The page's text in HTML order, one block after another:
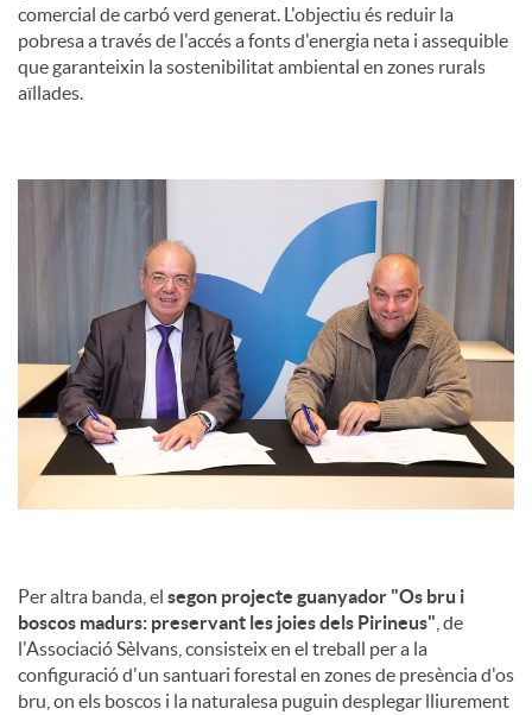
comercial de carbó verd generat. L'objectiu és reduir la
pobresa a través de l'accés a fonts d'energia neta i assequible
que garanteixin la sostenibilitat ambiental en zones rurals
aïllades.
Per altra banda, el segon projecte guanyador "Os bru i
boscos madurs: preservant les joies dels Pirineus" , de
l'Associació Sèlvans, consisteix en el treball per a la
configuració d'un santuari forestal en zones de presència d'os
bru, on els boscos i la naturalesa puguin desplegar lliurement